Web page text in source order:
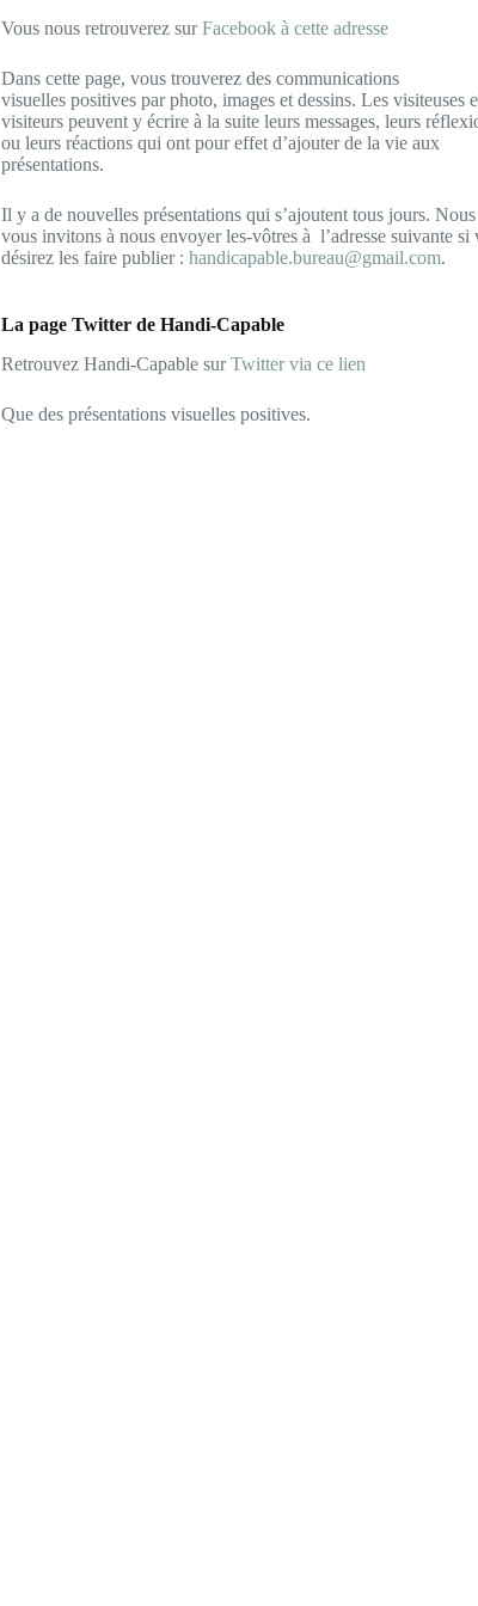
Vous nous retrouverez surFacebook à cette adresse
Dans cette page, vous trouverez des communications
visuelles positives par photo, images et dessins. Les visiteuses
visiteurs peuvent y écrire à la suite leurs messages, leurs
ou leurs réactions qui ont pour effet d’ajouter de la vie aux
présentations.
Il y a de nouvelles présentations qui s’ajoutent tous jours. Nous
vous invitons à nous envoyer les-vôtres à l’adresse suivante si
désirez les faire publier :handicapable.bureau@gmail.com.
La page Twitter de Handi-Capable
Retrouvez Handi-Capable surTwitter via ce lien
Que des présentations visuelles positives.